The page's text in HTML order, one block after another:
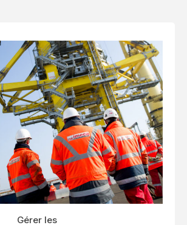
Gérer les